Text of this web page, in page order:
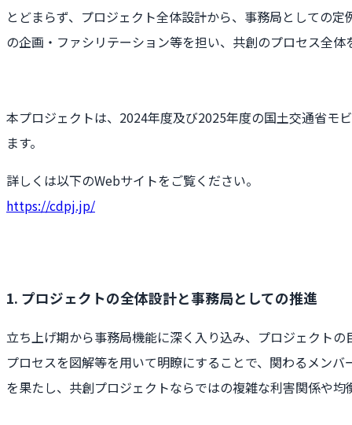
とどまらず、プロジェクト全体設計から、事務局としての
の企画・ファシリテーション等を担い、共創のプロセス全体
本プロジェクトは、2024年度及び2025年度の国土交通省モ
ます。
詳しくは以下のWebサイトをご覧ください。
https://cdpj.jp/
1. プロジェクトの全体設計と事務局としての推進
立ち上げ期から事務局機能に深く入り込み、プロジェクト
プロセスを図解等を用いて明瞭にすることで、関わるメン
を果たし、共創プロジェクトならではの複雑な利害関係や